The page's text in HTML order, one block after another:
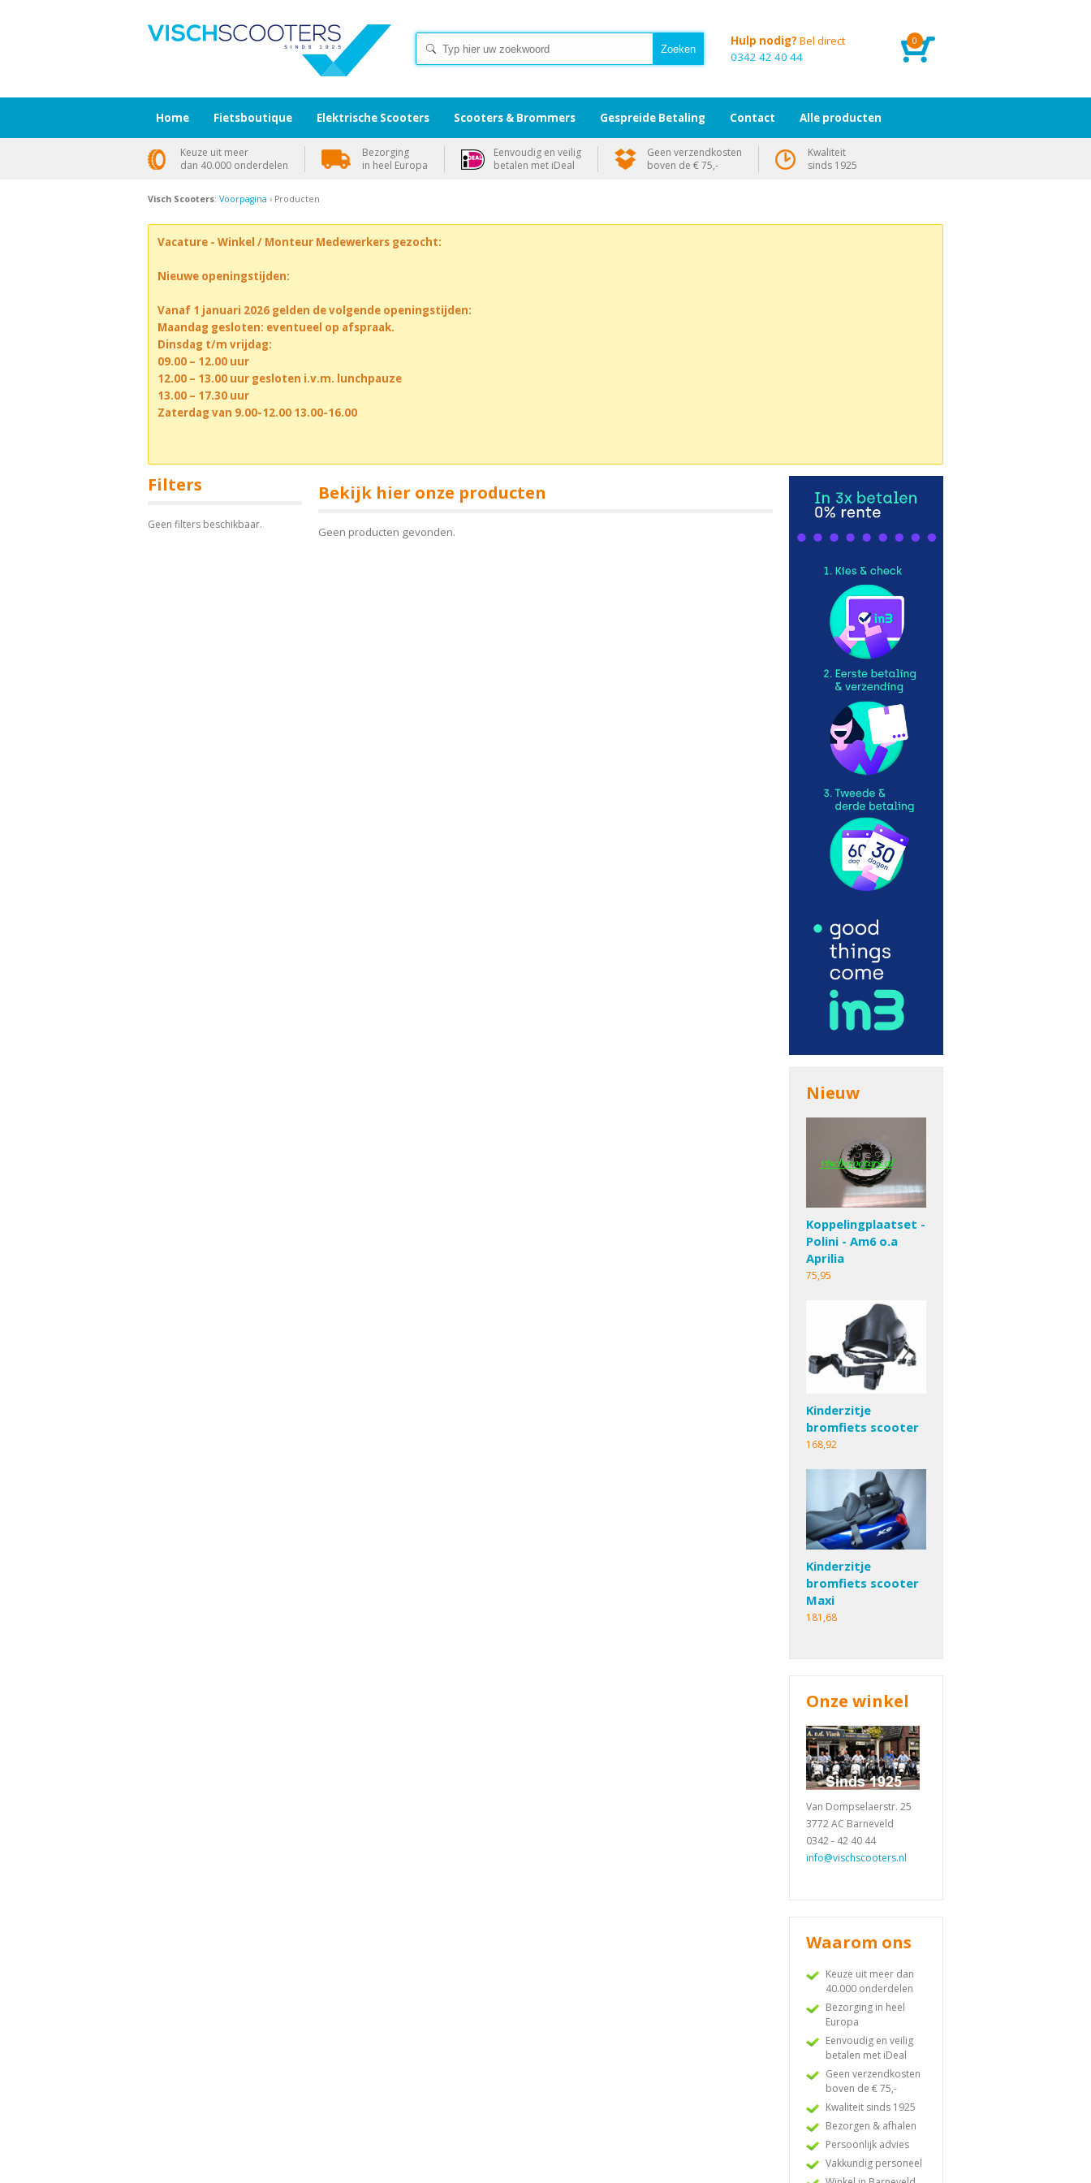
0
Hulp nodig? Bel direct
0342 42 40 44
Visch Scooters: Voorpagina › Producten
Vacature - Winkel / Monteur Medewerkers gezocht:
Nieuwe openingstijden:
Vanaf 1 januari 2026 gelden de volgende openingstijden:
Maandag gesloten: eventueel op afspraak.
Dinsdag t/m vrijdag:
09.00 – 12.00 uur
12.00 – 13.00 uur gesloten i.v.m. lunchpauze
13.00 – 17.30 uur
Zaterdag van 9.00-12.00 13.00-16.00
Filters
Geen filters beschikbaar.
Bekijk hier onze producten
Geen producten gevonden.
Nieuw
Koppelingplaatset -
Polini - Am6 o.a
Aprilia
75,95
Kinderzitje
bromfiets scooter
168,92
Kinderzitje
bromfiets scooter
Maxi
181,68
Onze winkel
Van Dompselaerstr. 25
3772 AC Barneveld
0342 - 42 40 44
info@vischscooters.nl
Waarom ons
Keuze uit meer dan
40.000 onderdelen
Bezorging in heel
Europa
Eenvoudig en veilig
betalen met iDeal
Geen verzendkosten
boven de € 75,-
Kwaliteit sinds 1925
Bezorgen & afhalen
Persoonlijk advies
Vakkundig personeel
Home Fietsboutique Elektrische Scooters Scooters & Brommers Gespreide Betaling Contact Alle producten
Keuze uit meer
dan 40.000 onderdelen
Bezorging
in heel Europa
Eenvoudig en veilig
betalen met iDeal
Geen verzendkosten
boven de € 75,-
Kwaliteit
sinds 1925